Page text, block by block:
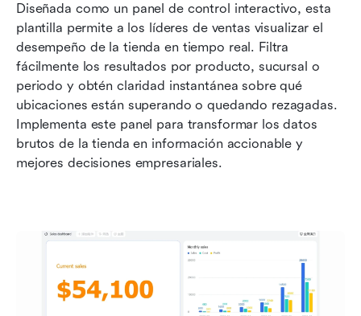
Diseñada como un panel de control interactivo, esta
plantilla permite a los líderes de ventas visualizar el
desempeño de la tienda en tiempo real. Filtra
fácilmente los resultados por producto, sucursal o
periodo y obtén claridad instantánea sobre qué
ubicaciones están superando o quedando rezagadas.
Implementa este panel para transformar los datos
brutos de la tienda en información accionable y
mejores decisiones empresariales.